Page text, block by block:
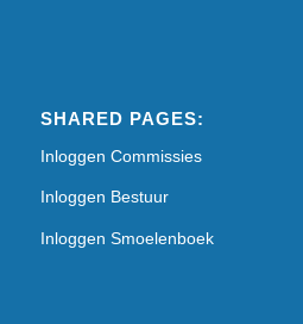
SHARED PAGES:
Inloggen Commissies
Inloggen Bestuur
Inloggen Smoelenboek